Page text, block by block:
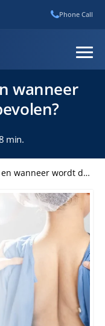
Phone Call
wanneer
min.
wordt deze aanbevolen?